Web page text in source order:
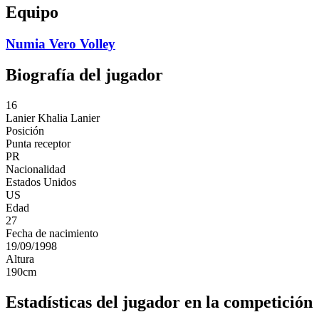
Equipo
Numia Vero Volley
Biografía del jugador
16
Lanier Khalia Lanier
Posición
Punta receptor
PR
Nacionalidad
Estados Unidos
US
Edad
27
Fecha de nacimiento
19/09/1998
Altura
190cm
Estadísticas del jugador en la competición